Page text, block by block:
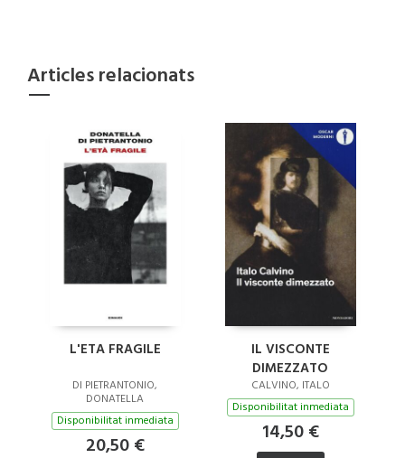
Articles relacionats
L'ETA FRAGILE
DI PIETRANTONIO,
DONATELLA
Disponibilitat inmediata
20,50 €
IL VISCONTE
DIMEZZATO
CALVINO, ITALO
Disponibilitat inmediata
14,50 €